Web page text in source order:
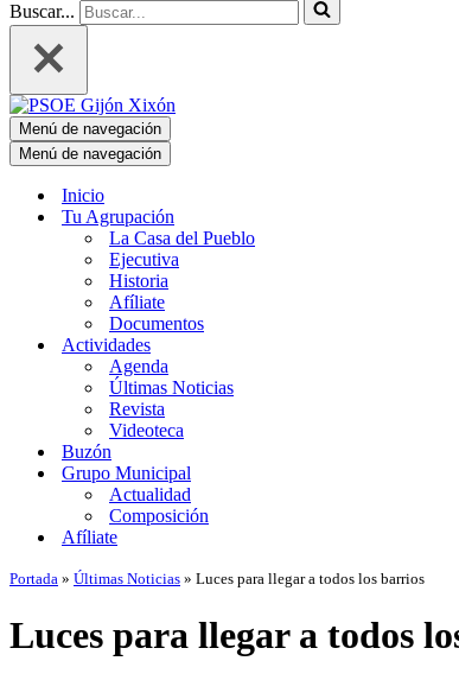
Buscar...
Menú de navegación
Menú de navegación
Inicio
Tu Agrupación
La Casa del Pueblo
Ejecutiva
Historia
Afíliate
Documentos
Actividades
Agenda
Últimas Noticias
Revista
Videoteca
Buzón
Grupo Municipal
Actualidad
Composición
Afíliate
Portada » Últimas Noticias » Luces para llegar a todos los barrios
Luces para llegar a todos